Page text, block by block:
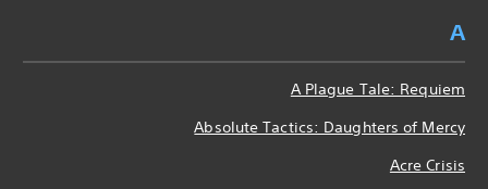
A
A Plague Tale: Requiem
Absolute Tactics: Daughters of Mercy
Acre Crisis